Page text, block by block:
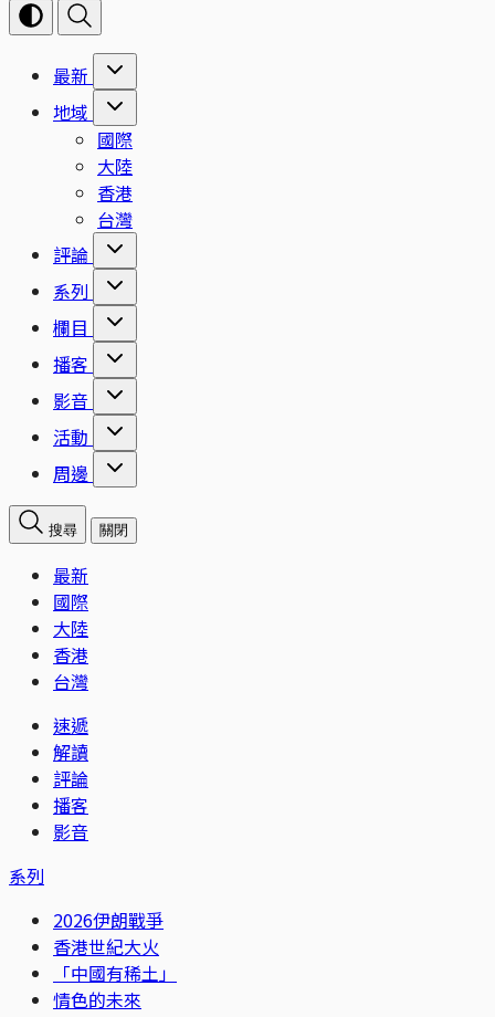
最新
地域
國際
大陸
香港
台灣
評論
系列
欄目
播客
影音
活動
周邊
搜尋 關閉
最新
國際
大陸
香港
台灣
速遞
解讀
評論
播客
影音
系列
2026伊朗戰爭
香港世紀大火
「中國有稀土」
情色的未來